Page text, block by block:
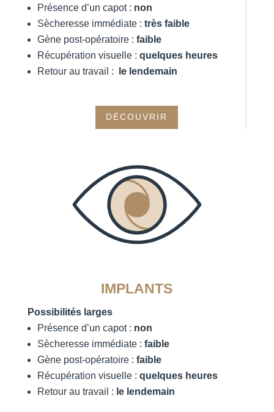
Présence d’un capot : non
Sècheresse immédiate : très faible
Gène post-opératoire : faible
Récupération visuelle : quelques heures
Retour au travail :
le lendemain
DÉCOUVRIR
IMPLANTS
Possibilités larges
Présence d’un capot : non
Sècheresse immédiate : faible
Gène post-opératoire : faible
Récupération visuelle : quelques heures
Retour au travail : le lendemain